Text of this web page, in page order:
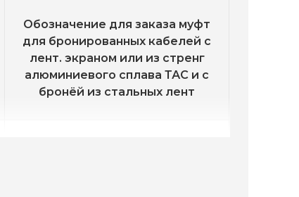
Обозначение для заказа муфт
для бронированных кабелей с
лент. экраном или из стренг
алюминиевого сплава ТАС и с
бронёй из стальных лент